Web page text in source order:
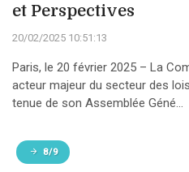
et Perspectives
20/02/2025 10:51:13
Paris, le 20 février 2025 – La
acteur majeur du secteur des
tenue de son Assemblée Géné...
8/9